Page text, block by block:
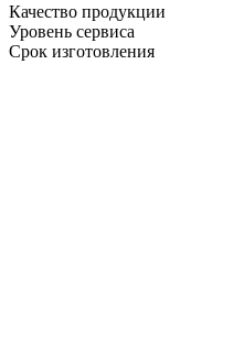
Качество продукции
Уровень сервиса
Срок изготовления